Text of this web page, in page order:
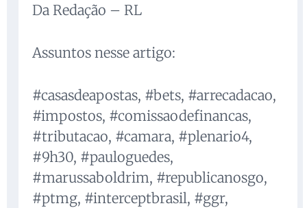
Da Redação – RL
Assuntos nesse artigo:
#casasdeapostas, #bets, #arrecadacao,
#impostos, #comissaodefinancas,
#tributacao, #camara, #plenario4,
#9h30, #pauloguedes,
#marussaboldrim, #republicanosgo,
#ptmg, #interceptbrasil, #ggr,